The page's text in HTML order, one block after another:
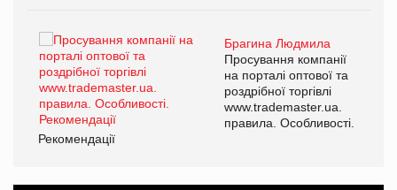
Брагина Людмила
Просування компанії
на порталі оптової та
роздрібної торгівлі
www.trademaster.ua.
правила. Особливості.
Рекомендації